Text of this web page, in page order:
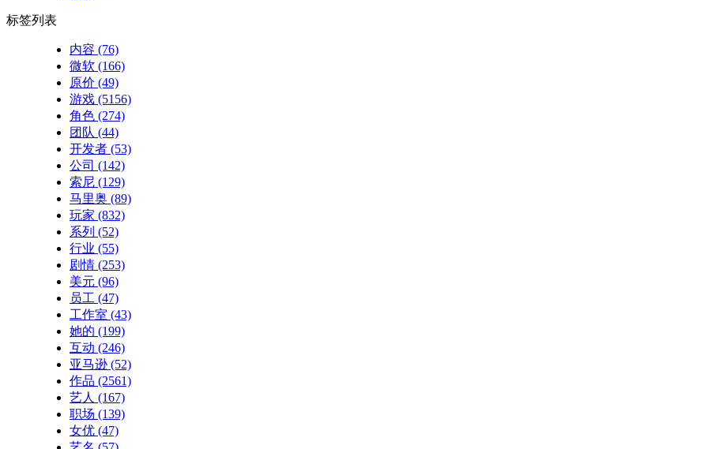
标签列表
内容 (76)
微软 (166)
原价 (49)
游戏 (5156)
角色 (274)
团队 (44)
开发者 (53)
公司 (142)
索尼 (129)
马里奥 (89)
玩家 (832)
系列 (52)
行业 (55)
剧情 (253)
美元 (96)
员工 (47)
工作室 (43)
她的 (199)
互动 (246)
亚马逊 (52)
作品 (2561)
艺人 (167)
职场 (139)
女优 (47)